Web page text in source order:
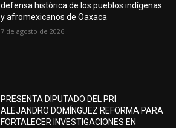
defensa histórica de los pueblos indígenas
y afromexicanos de Oaxaca
7 de agosto de 2026
PRESENTA DIPUTADO DEL PRI
ALEJANDRO DOMÍNGUEZ REFORMA PARA
FORTALECER INVESTIGACIONES EN